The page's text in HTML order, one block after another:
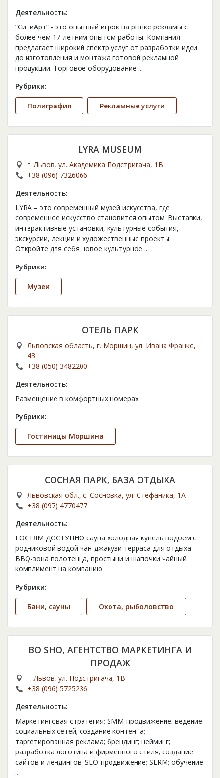
Деятельность:
”СитиАрт” - это опытный игрок на рынке рекламы с
более чем 17-летним опытом работы. Компания
предлагает широкий спектр услуг от разработки идеи
до изготовления и монтажа готовой рекламной
продукции. Торговое оборудование ...
Рубрики:
Полиграфия Рекламные услуги
LYRA MUSEUM
г. Львов, ул. Академика Подстригача, 1В
+38 (096) 7326066
Деятельность:
LYRA – это современный музей искусства, где
современное искусство становится опытом. Выставки,
интерактивные установки, культурные события,
экскурсии, лекции и художественные проекты.
Откройте для себя новое культурное ...
Рубрики:
Музеи
ОТЕЛЬ ПАРК
Львовская область, г. Моршин, ул. Ивана Франко,
43
+38 (050) 3482200
Деятельность:
Размещение в комфортных номерах.
Рубрики:
Гостиницы Моршина
СОСНАЯ ПАРК, БАЗА ОТДЫХА
Львовская обл., с. Сосновка, ул. Стефаника, 1А
+38 (097) 4770477
Деятельность:
ГОСТЯМ ДОСТУПНО сауна холодная купель водоем с
родниковой водой чан-джакузи терраса для отдыха
BBQ-зона полотенца, простыни и шапочки чайный
комплимент на компанию
Рубрики:
Бани, сауны Охота, рыболовство
BO SHO, АГЕНТСТВО МАРКЕТИНГА И
ПРОДАЖ
г. Львов, ул. Подстригача, 1В
+38 (096) 5725236
Деятельность:
Маркетинговая стратегия; SMM-продвижение; ведение
социальных сетей; создание контента;
таргетированная реклама; брендинг; нейминг;
разработка логотипа и фирменного стиля; создание
сайтов и лендингов; SEO-продвижение; SERM; обучение
...